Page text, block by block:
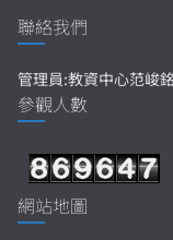
聯絡我們
管理員:教資中心范峻
參觀人數
網站地圖